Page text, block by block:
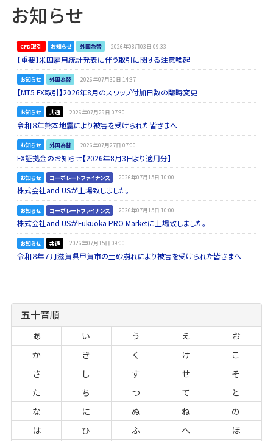
お知らせ
CFD取引 お知らせ 外国為替 2026年08月03日 09:33
【重要】米国雇用統計発表に伴う取引に関する注意喚起
お知らせ 外国為替 2026年07月30日 14:37
【MT5 FX取引】2026年8月のスワップ付加日数の臨時変更
お知らせ 共通 2026年07月29日 07:30
令和８年熊本地震により被害を受けられた皆さまへ
お知らせ 外国為替 2026年07月27日 07:00
FX証拠金のお知らせ【2026年8月3日より適用分】
お知らせ コーポレートファイナンス 2026年07月15日 10:00
株式会社and USが上場致しました。
お知らせ コーポレートファイナンス 2026年07月15日 10:00
株式会社and USがFukuoka PRO Marketに上場致しました。
お知らせ 共通 2026年07月15日 09:00
令和８年７月滋賀県甲賀市の土砂崩れにより被害を受けられた皆さまへ
五十音順
あ い う え
お
か
き く け
こ
さ
し す せ
そ
た
ち つ て
と
な
に ぬ ね
の
は
ひ ふ へ
ほ